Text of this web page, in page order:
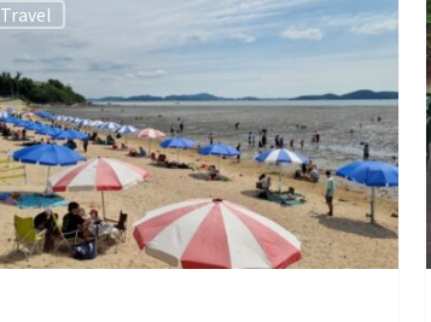
Travel